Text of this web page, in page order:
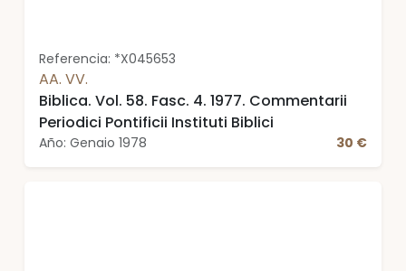
Referencia: *X045653
AA. VV.
Biblica. Vol. 58. Fasc. 4. 1977. Commentarii
Periodici Pontificii Instituti Biblici
Año: Genaio 1978 30 €